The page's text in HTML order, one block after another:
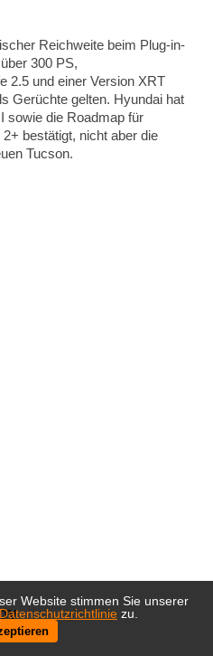
Reichweite beim Plug-in-
300 PS,
2.5 und einer Version XRT
Gerüchte gelten. Hyundai hat
sowie die Roadmap für
bestätigt, nicht aber die
Tucson.
Website stimmen Sie unserer
Datenschutzrichtlinie zu.